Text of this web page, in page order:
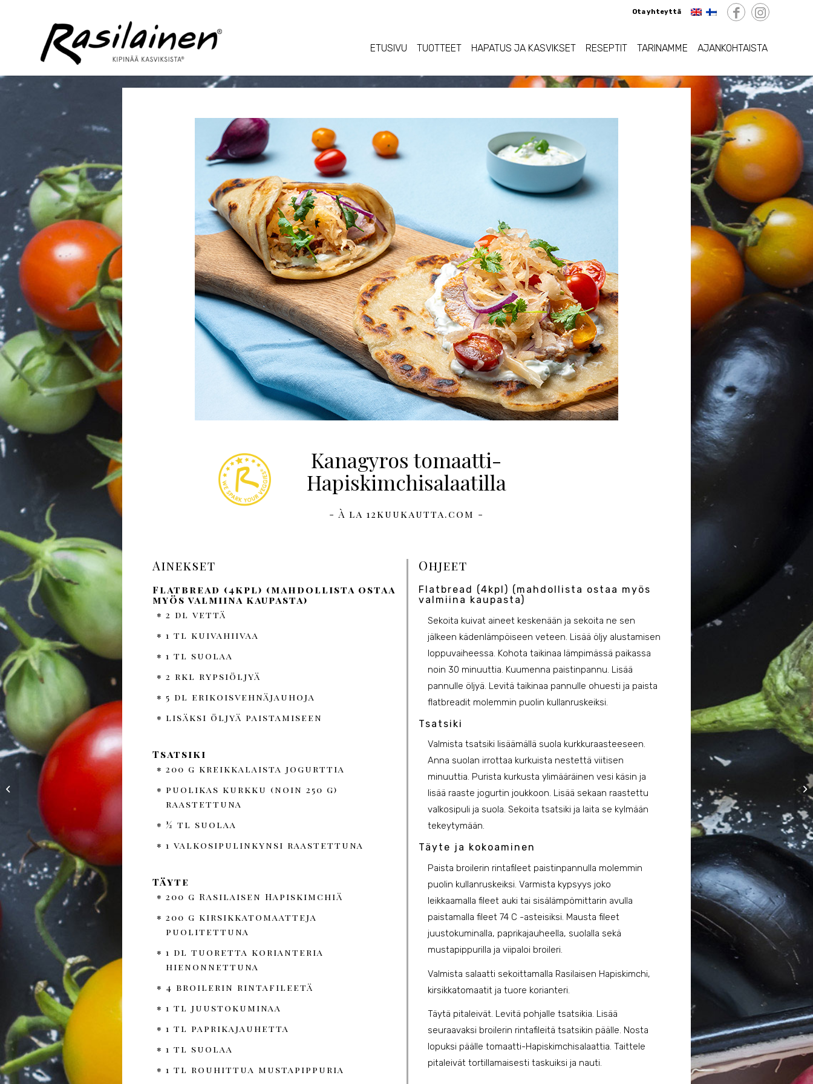
Ota yhteyttä
ETUSIVU TUOTTEET HAPATUS JA KASVIKSET RESEPTIT TARINAMME AJANKOHTAISTA
Kanagyros tomaatti-
Hapiskimchisalaatilla
- À la 12kuukautta.com -
Ainekset
Flatbread (4kpl) (mahdollista ostaa
myös valmiina kaupasta)
2 dl vettä
1 tl kuivahiivaa
1 tl suolaa
2 rkl rypsiöljyä
5 dl erikoisvehnäjauhoja
lisäksi öljyä paistamiseen
Tsatsiki
200 g kreikkalaista jogurttia
puolikas kurkku (noin 250 g)
raastettuna
½ tl suolaa
1 valkosipulinkynsi raastettuna
Täyte
200 g Rasilaisen Hapiskimchiä
200 g kirsikkatomaatteja
puolitettuna
1 dl tuoretta korianteria
hienonnettuna
4 broilerin rintafileetä
1 tl juustokuminaa
1 tl paprikajauhetta
1 tl suolaa
1 tl rouhittua mustapippuria
Ohjeet
Flatbread (4kpl) (mahdollista ostaa myös
valmiina kaupasta)
Sekoita kuivat aineet keskenään ja sekoita ne sen
jälkeen kädenlämpöiseen veteen. Lisää öljy alustamisen
loppuvaiheessa. Kohota taikinaa lämpimässä paikassa
noin 30 minuuttia. Kuumenna paistinpannu. Lisää
pannulle öljyä. Levitä taikinaa pannulle ohuesti ja paista
flatbreadit molemmin puolin kullanruskeiksi.
Tsatsiki
Valmista tsatsiki lisäämällä suola kurkkuraasteeseen.
Anna suolan irrottaa kurkuista nestettä viitisen
minuuttia. Purista kurkusta ylimääräinen vesi käsin ja
lisää raaste jogurtin joukkoon. Lisää sekaan raastettu
valkosipuli ja suola. Sekoita tsatsiki ja laita se kylmään
tekeytymään.
Täyte ja kokoaminen
Paista broilerin rintafileet paistinpannulla molemmin
puolin kullanruskeiksi. Varmista kypsyys joko
leikkaamalla fileet auki tai sisälämpömittarin avulla
paistamalla fileet 74 C -asteisiksi. Mausta fileet
juustokuminalla, paprikajauheella, suolalla sekä
mustapippurilla ja viipaloi broileri.
Valmista salaatti sekoittamalla Rasilaisen Hapiskimchi,
kirsikkatomaatit ja tuore korianteri.
Täytä pitaleivät. Levitä pohjalle tsatsikia. Lisää
seuraavaksi broilerin rintafileitä tsatsikin päälle. Nosta
lopuksi päälle tomaatti-Hapiskimchisalaattia. Taittele
pitaleivät tortillamaisesti taskuiksi ja nauti.
Värikäs kasviswokki